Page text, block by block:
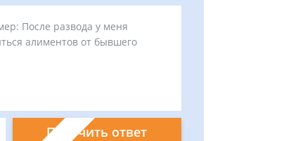
Получить ответ